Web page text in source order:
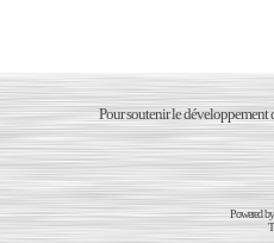
Pour soutenir le développement
Powered